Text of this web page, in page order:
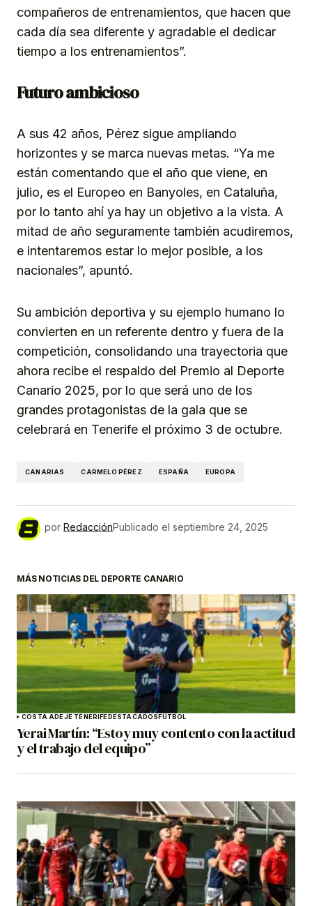
compañeros de entrenamientos, que hacen que
cada día sea diferente y agradable el dedicar
tiempo a los entrenamientos”.
Futuro ambicioso
A sus 42 años, Pérez sigue ampliando
horizontes y se marca nuevas metas. “Ya me
están comentando que el año que viene, en
julio, es el Europeo en Banyoles, en Cataluña,
por lo tanto ahí ya hay un objetivo a la vista. A
mitad de año seguramente también acudiremos,
e intentaremos estar lo mejor posible, a los
nacionales”, apuntó.
Su ambición deportiva y su ejemplo humano lo
convierten en un referente dentro y fuera de la
competición, consolidando una trayectoria que
ahora recibe el respaldo del Premio al Deporte
Canario 2025, por lo que será uno de los
grandes protagonistas de la gala que se
celebrará en Tenerife el próximo 3 de octubre.
CANARIAS CARMELO PÉREZ ESPAÑA EUROPA
por RedacciónPublicado el septiembre 24, 2025
MÁS NOTICIAS DEL DEPORTE CANARIO
COSTA ADEJE TENERIFEDESTACADOSFÚTBOL
Yerai Martín: “Estoy muy contento con la actitud
y el trabajo del equipo”